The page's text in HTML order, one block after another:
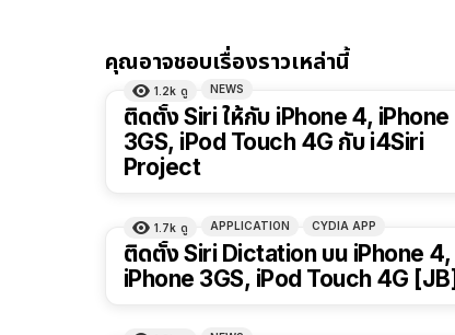
คุณอาจชอบเรื่องราวเหล่านี้
1.2k ดู NEWS
ติดตั้ง Siri ให้กับ iPhone 4, iPhone
3GS, iPod Touch 4G กับ i4Siri
Project
1.7k ดู APPLICATION CYDIA APP
ติดตั้ง Siri Dictation บน iPhone 4,
iPhone 3GS, iPod Touch 4G [JB]